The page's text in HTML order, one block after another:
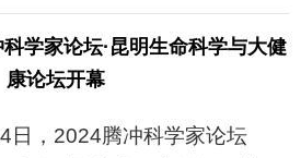
学家论坛·昆明生命科学与大健
康论坛开幕
日，2024腾冲科学家论坛